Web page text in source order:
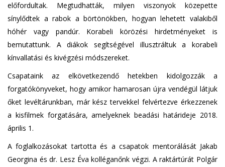
előfordultak. Megtudhatták, milyen viszonyok közepette
sínylődtek a rabok a börtönökben, hogyan lehetett valakiből
hóhér vagy pandúr. Korabeli körözési hirdetményeket is
bemutattunk. A diákok segítségével illusztráltuk a korabeli
kínvallatási és kivégzési módszereket.
Csapataink az elkövetkezendő hetekben kidolgozzák a
forgatókönyveket, hogy amikor hamarosan újra vendégül látjuk
őket levéltárunkban, már kész tervekkel felvértezve érkezzenek
a kisfilmek forgatására, amelyeknek beadási határideje 2018.
április 1.
A foglalkozásokat tartotta és a csapatok mentorálását Jakab
Georgina és dr. Lesz Éva kolléganőnk végzi. A raktártúrát Polgár